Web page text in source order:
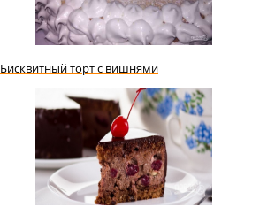
Бисквитный торт с вишнями